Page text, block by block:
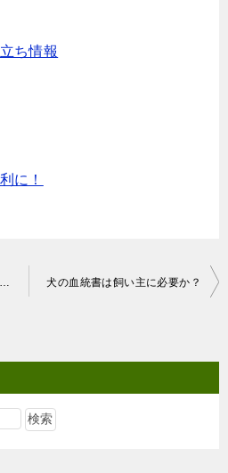
ち情報
に！
フードを使うしつけ教室にご注意！ 犬の血統書は飼い主に必要か？